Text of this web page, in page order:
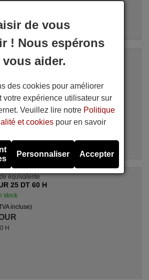
équivalente
21 PV 267
incluse)
équivalente
25 DT 60 H
stock
incluse)
H
de vous
! Nous espérons
aider.
des cookies pour améliorer
votre expérience utilisateur sur
Veuillez lire notre Politique
et cookies pour en savoir
Personnaliser Accepter